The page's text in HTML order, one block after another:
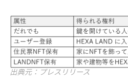
出典元：プレスリリース